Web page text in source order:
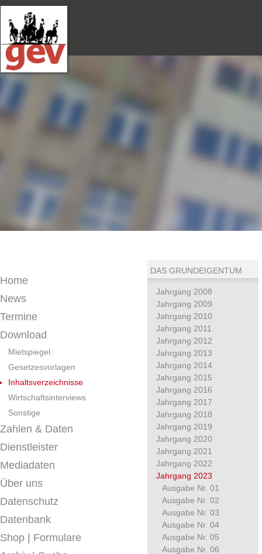
Home
News
Termine
Download
Mietspiegel
Gesetzesvorlagen
Inhaltsverzeichnisse
Wirtschaftsinterviews
Sonstige
Zahlen & Daten
Dienstleister
Mediadaten
Über uns
Datenschutz
Datenbank
Shop | Formulare
DAS GRUNDEIGENTUM
Jahrgang 2008
Jahrgang 2009
Jahrgang 2010
Jahrgang 2011
Jahrgang 2012
Jahrgang 2013
Jahrgang 2014
Jahrgang 2015
Jahrgang 2016
Jahrgang 2017
Jahrgang 2018
Jahrgang 2019
Jahrgang 2020
Jahrgang 2021
Jahrgang 2022
Jahrgang 2023
Ausgabe Nr. 01
Ausgabe Nr. 02
Ausgabe Nr. 03
Ausgabe Nr. 04
Ausgabe Nr. 05
Ausgabe Nr. 06